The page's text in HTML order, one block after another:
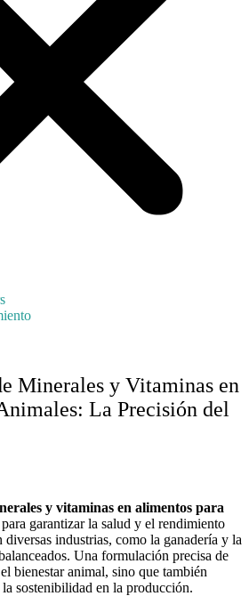
Minerales y Vitaminas en
La Precisión del
y vitaminas en alimentos para
garantizar la salud y el rendimiento
industrias, como la ganadería y la
Una formulación precisa de
bienestar animal, sino que también
sostenibilidad en la producción.